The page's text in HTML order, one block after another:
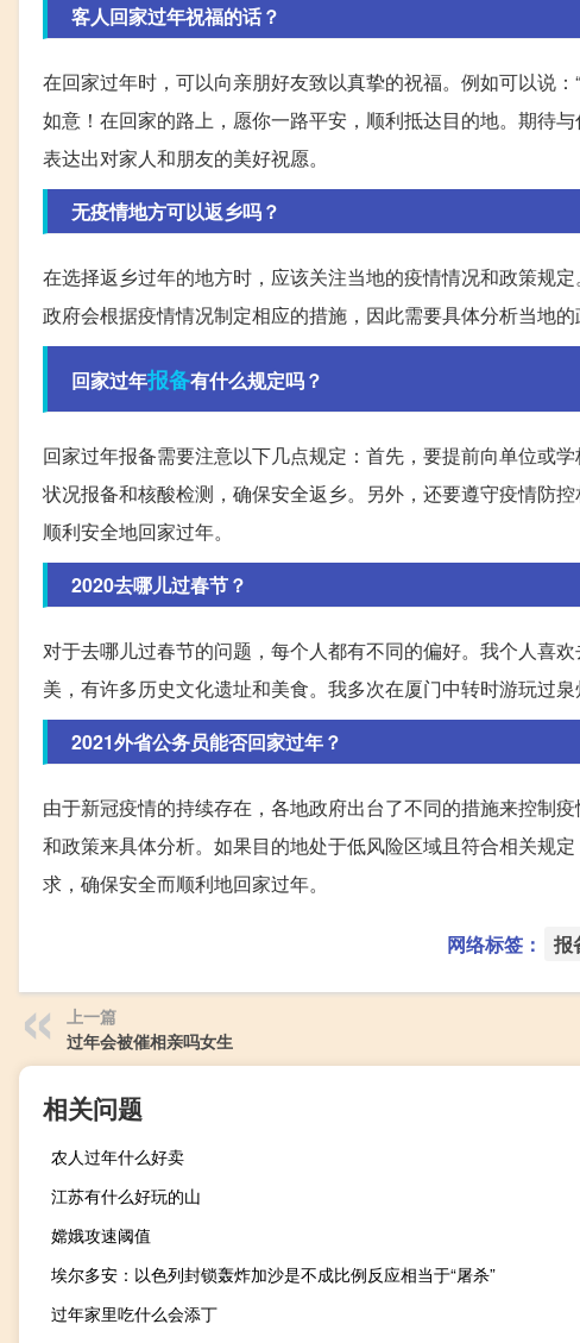
客人回家过年祝福的话？
在回家过年时，可以向亲朋好友致以真挚的祝福。例如可以说
如意！在回家的路上，愿你一路平安，顺利抵达目的地。期待
表达出对家人和朋友的美好祝愿。
无疫情地方可以返乡吗？
在选择返乡过年的地方时，应该关注当地的疫情情况和政策规
政府会根据疫情情况制定相应的措施，因此需要具体分析当地的
回家过年报备有什么规定吗？
回家过年报备需要注意以下几点规定：首先，要提前向单位或
状况报备和核酸检测，确保安全返乡。另外，还要遵守疫情防
顺利安全地回家过年。
2020去哪儿过春节？
对于去哪儿过春节的问题，每个人都有不同的偏好。我个人喜
美，有许多历史文化遗址和美食。我多次在厦门中转时游玩过
2021外省公务员能否回家过年？
由于新冠疫情的持续存在，各地政府出台了不同的措施来控制
和政策来具体分析。如果目的地处于低风险区域且符合相关规
求，确保安全而顺利地回家过年。
网络标签： 报
上一篇
过年会被催相亲吗女生
相关问题
农人过年什么好卖
江苏有什么好玩的山
嫦娥攻速阈值
埃尔多安：以色列封锁轰炸加沙是不成比例反应相当于“屠杀”
过年家里吃什么会添丁